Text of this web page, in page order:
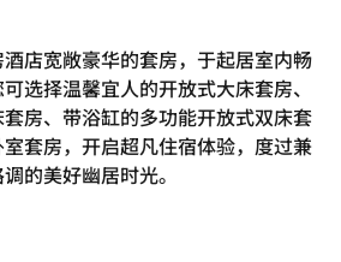
店宽敞豪华的套房，于起居室内畅
选择温馨宜人的开放式大床套房、
房、带浴缸的多功能开放式双床套
套房，开启超凡住宿体验，度过兼
的美好幽居时光。